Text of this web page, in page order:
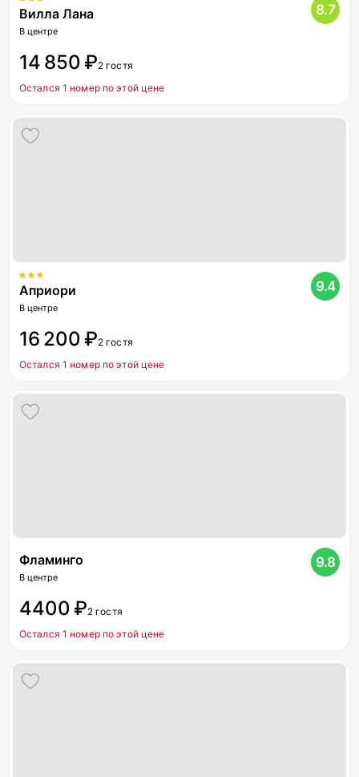
Вилла Лана
В центре
8.7
14 850 ₽2 гостя
Остался 1 номер по этой цене
Априори
В центре
9.4
16 200 ₽2 гостя
Остался 1 номер по этой цене
Фламинго
В центре
9.8
4400 ₽2 гостя
Остался 1 номер по этой цене